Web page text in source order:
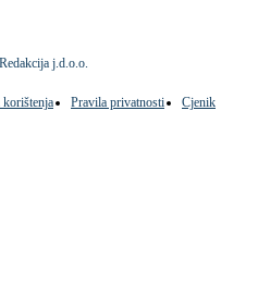
j.d.o.o.
Pravila privatnosti
Cjenik